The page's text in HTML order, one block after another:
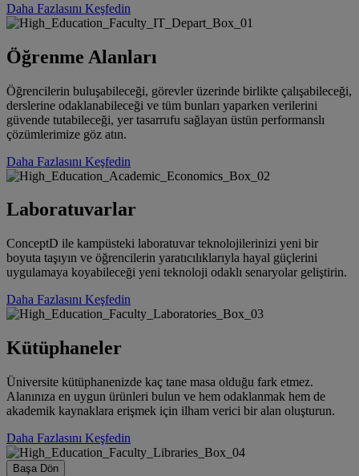
Daha Fazlasını Keşfedin
Öğrenme Alanları
Öğrencilerin buluşabileceği, görevler üzerinde birlikte çalışabileceği,
derslerine odaklanabileceği ve tüm bunları yaparken verilerini
güvende tutabileceği, yer tasarrufu sağlayan üstün performanslı
çözümlerimize göz atın.
Daha Fazlasını Keşfedin
Laboratuvarlar
ConceptD ile kampüsteki laboratuvar teknolojilerinizi yeni bir
boyuta taşıyın ve öğrencilerin yaratıcılıklarıyla hayal güçlerini
uygulamaya koyabileceği yeni teknoloji odaklı senaryolar geliştirin.
Daha Fazlasını Keşfedin
Kütüphaneler
Üniversite kütüphanenizde kaç tane masa olduğu fark etmez.
Alanınıza en uygun ürünleri bulun ve hem odaklanmak hem de
akademik kaynaklara erişmek için ilham verici bir alan oluşturun.
Daha Fazlasını Keşfedin
Başa Dön